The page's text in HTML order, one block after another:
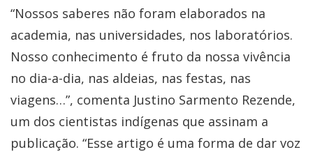
“Nossos saberes não foram elaborados na
academia, nas universidades, nos laboratórios.
Nosso conhecimento é fruto da nossa vivência
no dia-a-dia, nas aldeias, nas festas, nas
viagens…”, comenta Justino Sarmento Rezende,
um dos cientistas indígenas que assinam a
publicação. “Esse artigo é uma forma de dar voz